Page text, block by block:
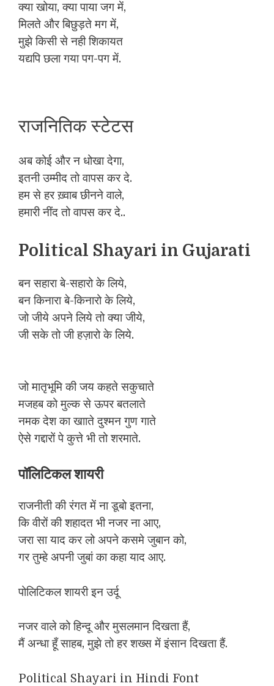
क्या खोया, क्या पाया जग में,
मिलते और बिछुड़ते मग में,
मुझे किसी से नही शिकायत
यद्यपि छला गया पग-पग में.
राजनितिक स्टेटस
अब कोई और न धोखा देगा,
इतनी उम्मीद तो वापस कर दे.
हम से हर ख़्वाब छीनने वाले,
हमारी नींद तो वापस कर दे..
Political Shayari in Gujarati
बन सहारा बे-सहारो के लिये,
बन किनारा बे-किनारो के लिये,
जो जीये अपने लिये तो क्या जीये,
जी सके तो जी हज़ारो के लिये.
जो मातृभूमि की जय कहते सकुचाते
मजहब को मुल्क से ऊपर बतलाते
नमक देश का खााते दुश्मन गुण गाते
ऐसे गद्दारों पे कुत्ते भी तो शरमाते.
पॉलिटिकल शायरी
राजनीती की रंगत में ना डूबो इतना,
कि वीरों की शहादत भी नजर ना आए,
जरा सा याद कर लो अपने कसमे जुबान को,
गर तुम्हे अपनी जुबां का कहा याद आए.
पोलिटिकल शायरी इन उर्दू
नजर वाले को हिन्दू और मुसलमान दिखता हैं,
मैं अन्धा हूँ साहब, मुझे तो हर शख्स में इंसान दिखता हैं.
Political Shayari in Hindi Font